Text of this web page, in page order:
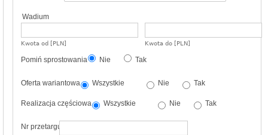
Wadium
Kwota od [PLN] Kwota do [PLN]
Pomiń sprostowania Nie Tak
Oferta wariantowa Wszystkie Nie Tak
Realizacja częściowa Wszystkie Nie Tak
Nr przetargu